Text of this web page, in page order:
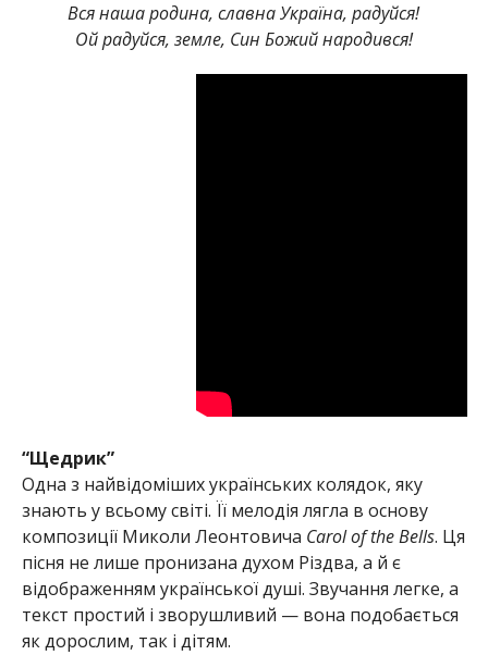
Вся наша родина, славна Україна, радуйся!
Ой радуйся, земле, Син Божий народився!
“Щедрик”
Одна з найвідоміших українських колядок, яку
знають у всьому світі. Її мелодія лягла в основу
композиції Миколи Леонтовича Carol of the Bells. Ця
пісня не лише пронизана духом Різдва, а й є
відображенням української душі. Звучання легке, а
текст простий і зворушливий — вона подобається
як дорослим, так і дітям.